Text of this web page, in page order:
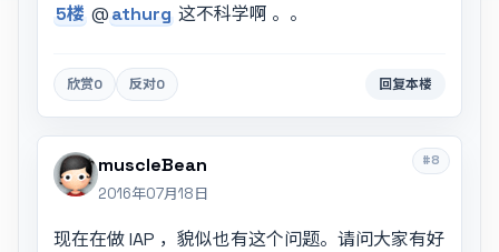
5楼 @athurg 这不科学啊 。。
欣赏0 反对0 回复本楼
#8
muscleBean
2016年07月18日
现在在做 IAP ，貌似也有这个问题。请问大家有好